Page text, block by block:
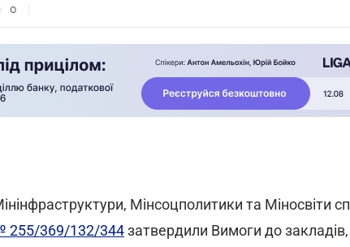
0
Мінсоцполитики та Міносвіти
255/369/132/344затвердили Вимоги до